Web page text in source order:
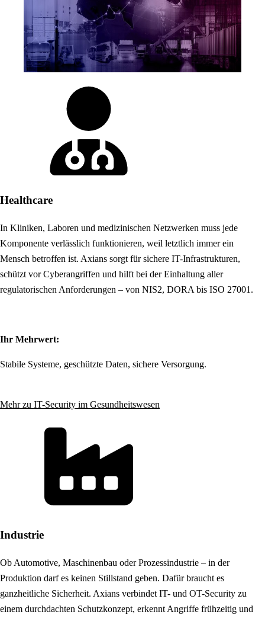
Healthcare
In Kliniken, Laboren und medizinischen Netzwerken muss jede
Komponente verlässlich funktionieren, weil letztlich immer ein
Mensch betroffen ist. Axians sorgt für sichere IT-Infrastrukturen,
schützt vor Cyberangriffen und hilft bei der Einhaltung aller
regulatorischen Anforderungen – von NIS2, DORA bis ISO 27001.
Ihr Mehrwert:
Stabile Systeme, geschützte Daten, sichere Versorgung.
Mehr zu IT-Security im Gesundheitswesen
Industrie
Ob Automotive, Maschinenbau oder Prozessindustrie – in der
Produktion darf es keinen Stillstand geben. Dafür braucht es
ganzheitliche Sicherheit. Axians verbindet IT- und OT-Security zu
einem durchdachten Schutzkonzept, erkennt Angriffe frühzeitig und